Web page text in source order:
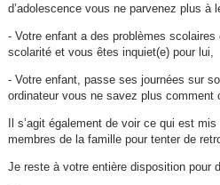
d’adolescence vous ne parvenez plus à
- Votre enfant a des problèmes
scolarité et vous êtes inquiet(e) pour lui,
- Votre enfant, passe ses journées sur
ordinateur vous ne savez plus comment
Il s’agit également de voir ce qui est
membres de la famille pour tenter de
Je reste à votre entière disposition pour